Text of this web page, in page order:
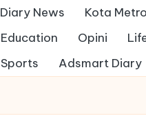
Diary News Kota Metro
Education
Opini
Sports
Adsmart Diary